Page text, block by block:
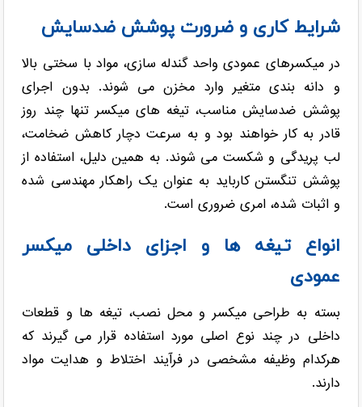
شرایط کاری و ضرورت پوشش ضدسایش
در میکسرهای عمودی واحد گندله سازی، مواد با سختی بالا
و دانه بندی متغیر وارد مخزن می شوند. بدون اجرای
پوشش ضدسایش مناسب، تیغه های میکسر تنها چند روز
قادر به کار خواهند بود و به سرعت دچار کاهش ضخامت،
لب پریدگی و شکست می شوند. به همین دلیل، استفاده از
پوشش تنگستن کارباید به عنوان یک راهکار مهندسی شده
و اثبات شده، امری ضروری است.
انواع تیغه ها و اجزای داخلی میکسر
عمودی
بسته به طراحی میکسر و محل نصب، تیغه ها و قطعات
داخلی در چند نوع اصلی مورد استفاده قرار می گیرند که
هرکدام وظیفه مشخصی در فرآیند اختلاط و هدایت مواد
دارند.